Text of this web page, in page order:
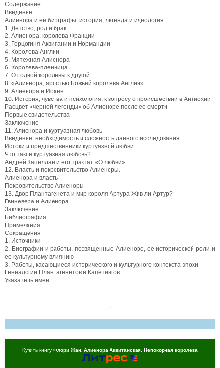
Содержание:
Введение.
Алиенора и ее биографы: история, легенда и идеология
1. Детство, род и брак
2. Алиенора, королева Франции
3. Герцогиня Аквитании и Нормандии
4. Королева Англии
5. Мятежная Алиенора
6. Королева-пленница
7. От одной королевы к другой
8. «Алиенора, яростью Божьей королева Англии»
9. Алиенора и Иоанн
10. История, чувства и психология: к вопросу о происшествии в Антиохии
Расцвет «черной легенды» об Алиеноре после ее смерти
Первые свидетельства
Заключение
11. Алиенора и куртуазная любовь
Введение: необходимость и сложность данного исследования
Истоки и предшественники куртуазной любви
Что такое куртуазная любовь?
Андрей Капеллан и его трактат «О любви»
12. Власть и покровительство Алиеноры.
Алиенора и власть
Покровительство Алиеноры
13. Двор Плантагенета и мир короля Артура Жив ли Артур?
Гвиневера и Алиенора
Заключение
Библиография
Примечания
Сокращения
1. Источники
2. Биографии и работы, посвященные Алиеноре, ее исторической роли и
ее культурному влиянию
3. Работы, касающиеся исторического и культурного контекста эпохи
Генеалогии Плантагенетов и Капетингов
Указатель имен
,
Купить книгу Флори Жан. Алиенора Аквитанская. Непокорная королева